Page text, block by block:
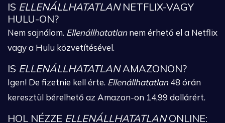
IS ELLENÁLLHATATLANNETFLIX-VAGY
HULU-ON?
Nem sajnálom. Ellenállhatatlannem érhető el a Netflix
vagy a Hulu közvetítésével.
IS ELLENÁLLHATATLANAMAZONON?
Igen! De fizetnie kell érte. Ellenállhatatlan48 órán
keresztül bérelhető az Amazon-on 14,99 dollárért.
HOL NÉZZE ELLENÁLLHATATLANONLINE: